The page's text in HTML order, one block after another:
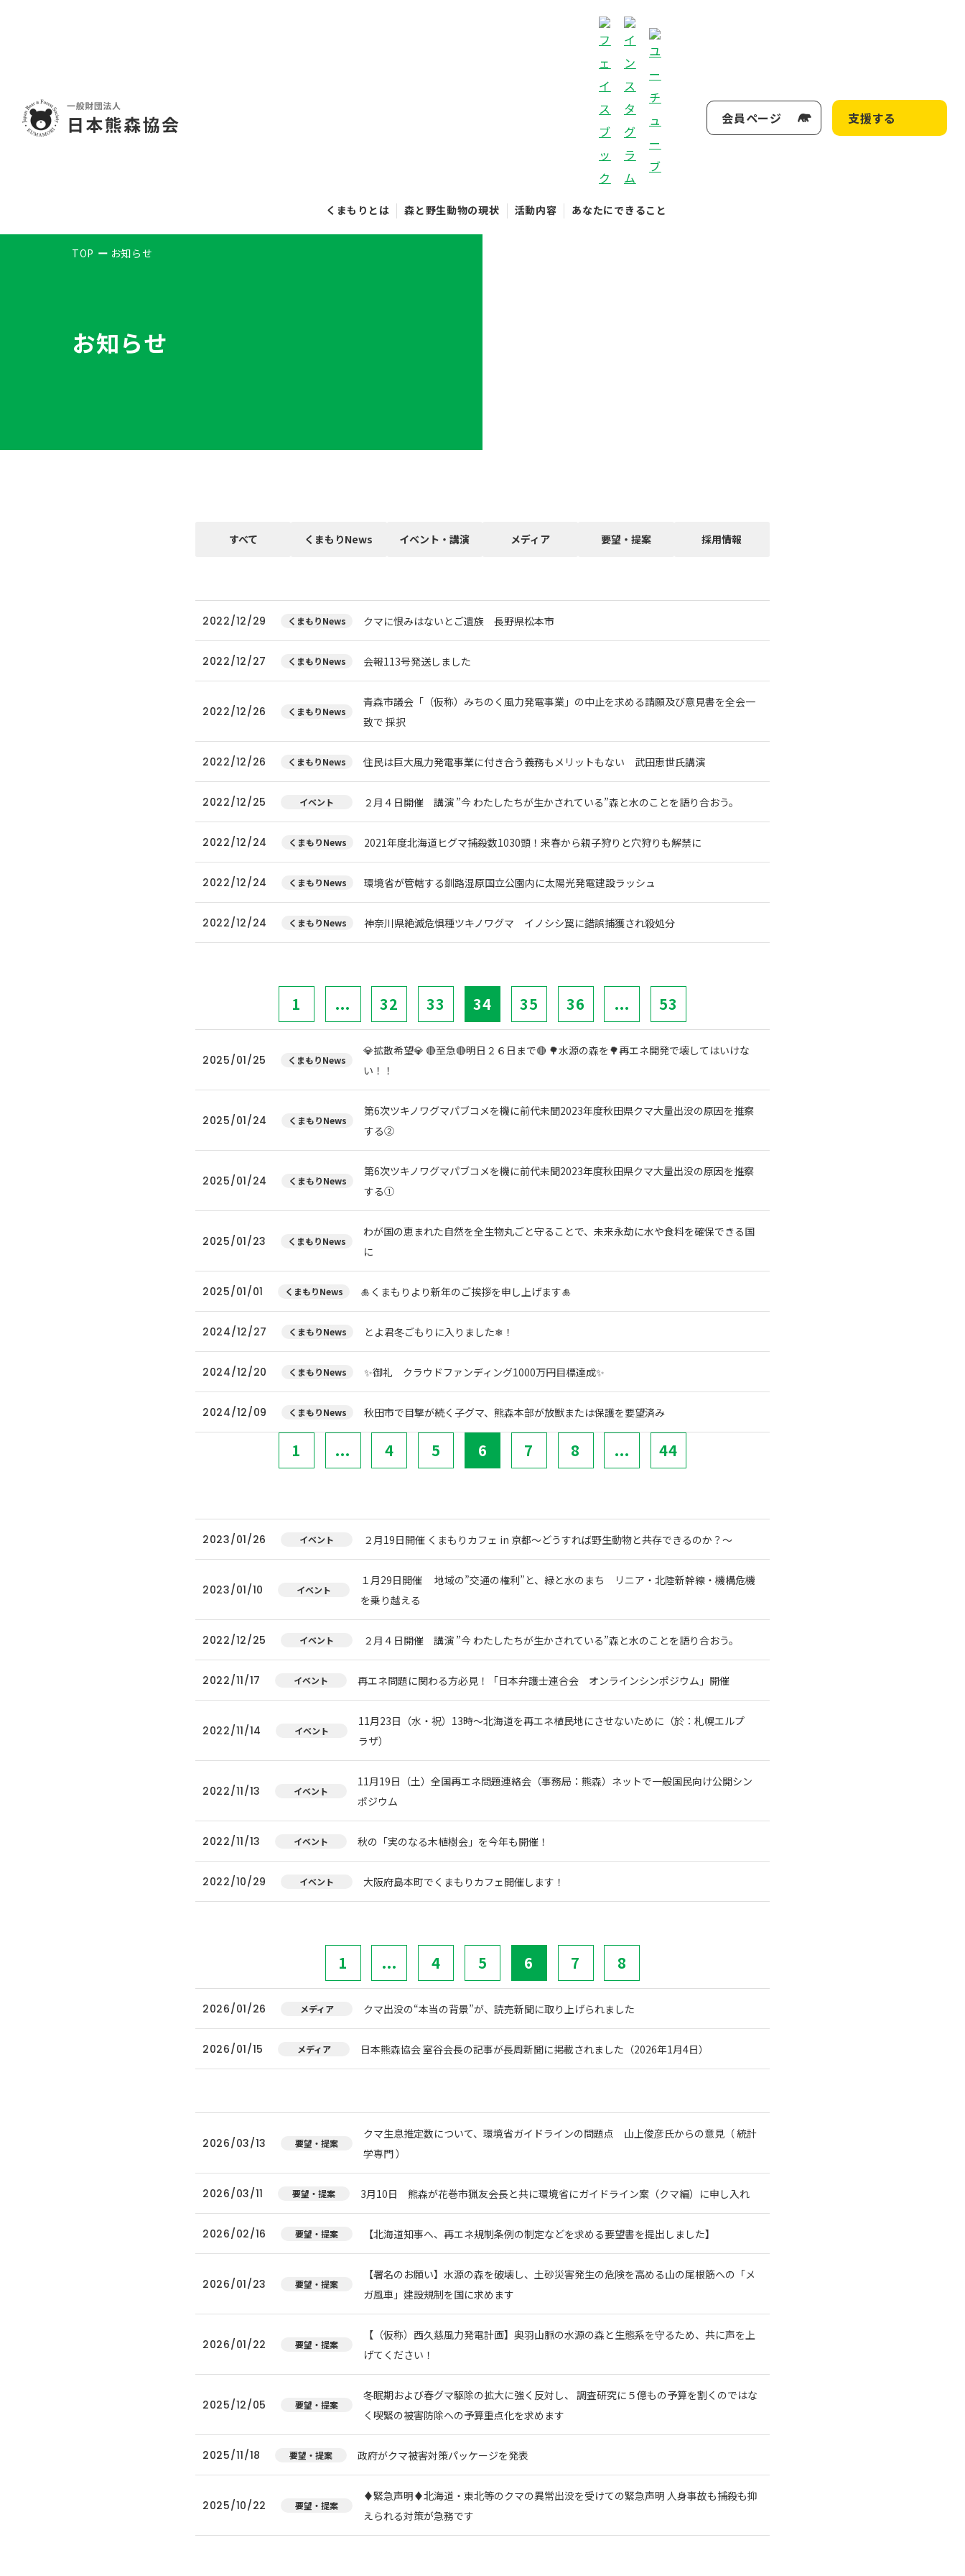
くまもりとは 森と野生動物の現状 活動内容 あなたにできること
会員ページ 支援する
TOP お知らせ
お知らせ
すべて くまもりNews イベント・講演 メディア 要望・提案 採用情報
2022/12/29 くまもりNews クマに恨みはないとご遺族 長野県松本市
2022/12/27 くまもりNews 会報113号発送しました
2022/12/26 くまもりNews
青森市議会「（仮称）みちのく風力発電事業」の中止を求める請願及び意見書を全会一
致で 採択
2022/12/26 くまもりNews 住民は巨大風力発電事業に付き合う義務もメリットもない 武田恵世氏講演
2022/12/25 イベント ２月４日開催 講演 ”今 わたしたちが生かされている”森と水のことを語り合おう。
2022/12/24 くまもりNews 2021年度北海道ヒグマ捕殺数1030頭！来春から親子狩りと穴狩りも解禁に
2022/12/24 くまもりNews 環境省が管轄する釧路湿原国立公園内に太陽光発電建設ラッシュ
2022/12/24 くまもりNews 神奈川県絶滅危惧種ツキノワグマ イノシシ罠に錯誤捕獲され殺処分
1 ... 32 33 34 35 36 ... 53
2025/01/25 くまもりNews
💎拡散希望💎 🔴至急🔴明日２６日まで🔴 🌳水源の森を🌳再エネ開発で壊してはいけな
い！！
2025/01/24 くまもりNews
第6次ツキノワグマパブコメを機に前代未聞2023年度秋田県クマ大量出没の原因を推察
する②
2025/01/24 くまもりNews
第6次ツキノワグマパブコメを機に前代未聞2023年度秋田県クマ大量出没の原因を推察
する①
2025/01/23 くまもりNews
わが国の恵まれた自然を全生物丸ごと守ることで、未来永劫に水や食料を確保できる国
に
2025/01/01 くまもりNews 🎍くまもりより新年のご挨拶を申し上げます🎍
2024/12/27 くまもりNews とよ君冬ごもりに入りました❄！
2024/12/20 くまもりNews ✨御礼 クラウドファンディング1000万円目標達成✨
2024/12/09 くまもりNews 秋田市で目撃が続く子グマ、熊森本部が放獣または保護を要望済み
1 ... 4 5 6 7 8 ... 44
2023/01/26 イベント ２月19日開催 くまもりカフェ in 京都～どうすれば野生動物と共存できるのか？～
2023/01/10 イベント
１月29日開催 地域の”交通の権利”と、緑と水のまち リニア・北陸新幹線・機構危機
を乗り越える
2022/12/25 イベント ２月４日開催 講演 ”今 わたしたちが生かされている”森と水のことを語り合おう。
2022/11/17 イベント 再エネ問題に関わる方必見！「日本弁護士連合会 オンラインシンポジウム」開催
2022/11/14 イベント
11月23日（水・祝）13時～北海道を再エネ植民地にさせないために（於：札幌エルプ
ラザ）
2022/11/13 イベント
11月19日（土）全国再エネ問題連絡会（事務局：熊森）ネットで一般国民向け公開シン
ポジウム
2022/11/13 イベント 秋の「実のなる木植樹会」を今年も開催！
2022/10/29 イベント 大阪府島本町でくまもりカフェ開催します！
1 ... 4 5 6 7 8
2026/01/26 メディア クマ出没の“本当の背景”が、読売新聞に取り上げられました
2026/01/15 メディア 日本熊森協会 室谷会長の記事が長周新聞に掲載されました（2026年1月4日）
2026/03/13 要望・提案
クマ生息推定数について、環境省ガイドラインの問題点 山上俊彦氏からの意見（ 統計
学専門 ）
2026/03/11 要望・提案 3月10日 熊森が花巻市猟友会長と共に環境省にガイドライン案（クマ編）に申し入れ
2026/02/16 要望・提案 【北海道知事へ、再エネ規制条例の制定などを求める要望書を提出しました】
2026/01/23 要望・提案
【署名のお願い】水源の森を破壊し、土砂災害発生の危険を高める山の尾根筋への「メ
ガ風車」建設規制を国に求めます
2026/01/22 要望・提案
【（仮称）西久慈風力発電計画】奥羽山脈の水源の森と生態系を守るため、共に声を上
げてください！
2025/12/05 要望・提案
冬眠期および春グマ駆除の拡大に強く反対し、 調査研究に５億もの予算を割くのではな
く喫緊の被害防除への予算重点化を求めます
2025/11/18 要望・提案 政府がクマ被害対策パッケージを発表
2025/10/22 要望・提案
♦️緊急声明♦️北海道・東北等のクマの異常出没を受けての緊急声明 人身事故も捕殺も抑
えられる対策が急務です